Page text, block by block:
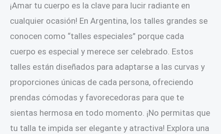
¡Amar tu cuerpo es la clave para lucir radiante en
cualquier ocasión! En Argentina, los talles grandes se
conocen como “talles especiales” porque cada
cuerpo es especial y merece ser celebrado. Estos
talles están diseñados para adaptarse a las curvas y
proporciones únicas de cada persona, ofreciendo
prendas cómodas y favorecedoras para que te
sientas hermosa en todo momento. ¡No permitas que
tu talla te impida ser elegante y atractiva! Explora una